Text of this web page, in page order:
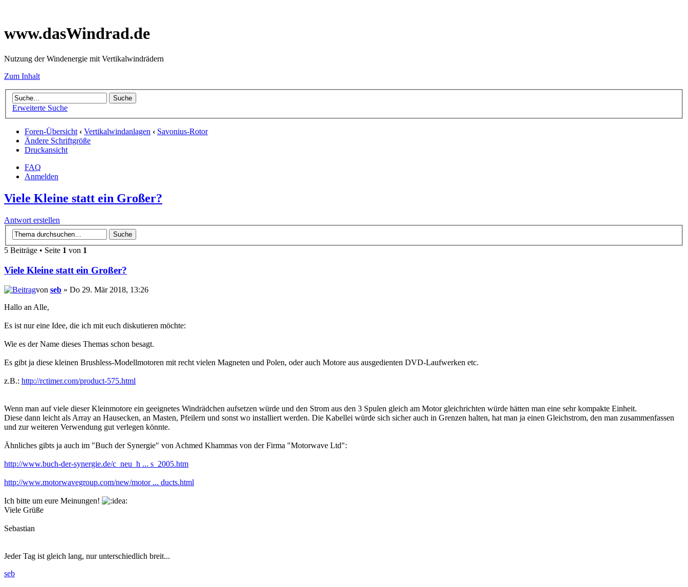
www.dasWindrad.de
Nutzung der Windenergie mit Vertikalwindrädern
Zum Inhalt
Erweiterte Suche
Foren-Übersicht ‹ Vertikalwindanlagen ‹ Savonius-Rotor
Ändere Schriftgröße
Druckansicht
FAQ
Anmelden
Viele Kleine statt ein Großer?
Antwort erstellen
5 Beiträge • Seite 1 von 1
Viele Kleine statt ein Großer?
von seb » Do 29. Mär 2018, 13:26
Hallo an Alle,
Es ist nur eine Idee, die ich mit euch diskutieren möchte:
Wie es der Name dieses Themas schon besagt.
Es gibt ja diese kleinen Brushless-Modellmotoren mit recht vielen Magneten und Polen, oder auch Motore aus ausgedienten DVD-Laufwerken etc.
z.B.: http://rctimer.com/product-575.html
Wenn man auf viele dieser Kleinmotore ein geeignetes Windrädchen aufsetzen würde und den Strom aus den 3 Spulen gleich am Motor gleichrichten würde hätten man eine sehr kompakte Einheit.
Diese dann leicht als Array an Hausecken, an Masten, Pfeilern und sonst wo installiert werden. Die Kabellei würde sich sicher auch in Grenzen halten, hat man ja einen Gleichstrom, den man zusammenfassen
und zur weiteren Verwendung gut verlegen könnte.
Ähnliches gibts ja auch im "Buch der Synergie" von Achmed Khammas von der Firma "Motorwave Ltd":
http://www.buch-der-synergie.de/c_neu_h ... s_2005.htm
http://www.motorwavegroup.com/new/motor ... ducts.html
Ich bitte um eure Meinungen!
Viele Grüße
Sebastian
Jeder Tag ist gleich lang, nur unterschiedlich breit...
seb